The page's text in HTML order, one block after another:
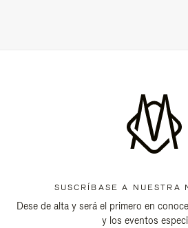
SUSCRÍBASE A NUESTRA
Dese de alta y será el primero en
y los eventos